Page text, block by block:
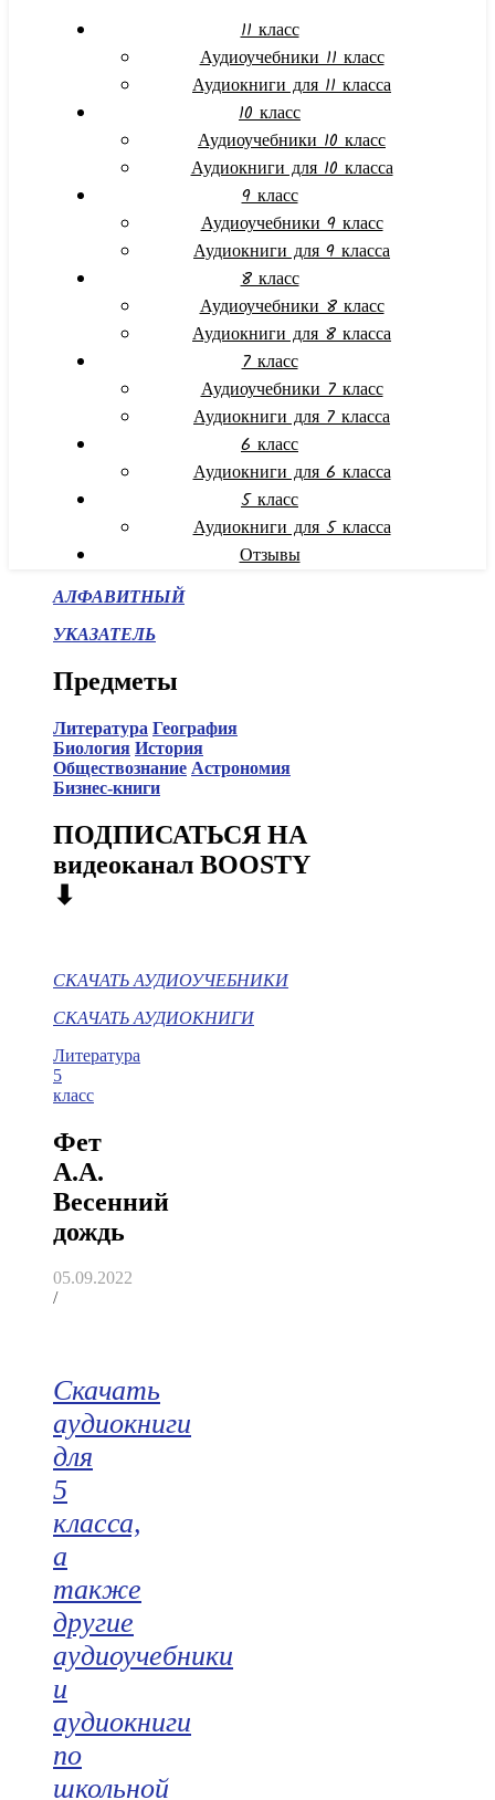
11 класс
Аудиоучебники 11 класс
Аудиокниги для 11 класса
10 класс
Аудиоучебники 10 класс
Аудиокниги для 10 класса
9 класс
Аудиоучебники 9 класс
Аудиокниги для 9 класса
8 класс
Аудиоучебники 8 класс
Аудиокниги для 8 класса
7 класс
Аудиоучебники 7 класс
Аудиокниги для 7 класса
6 класс
Аудиокниги для 6 класса
5 класс
Аудиокниги для 5 класса
Отзывы
АЛФАВИТНЫЙ
УКАЗАТЕЛЬ
Предметы
Литература География
Биология История
Обществознание Астрономия
Бизнес-книги
ПОДПИСАТЬСЯ НА
видеоканал BOOSTY
⬇
СКАЧАТЬ АУДИОУЧЕБНИКИ
СКАЧАТЬ АУДИОКНИГИ
Литература
5
класс
Фет
А.А.
Весенний
дождь
05.09.2022
/
Скачать
аудиокниги
для
5
класса,
а
также
другие
аудиоучебники
и
аудиокниги
по
школьной